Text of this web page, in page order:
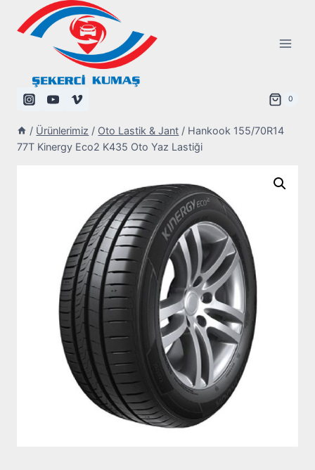
0
/ Ürünlerimiz / Oto Lastik & Jant / Hankook 155/70R14
77T Kinergy Eco2 K435 Oto Yaz Lastiği